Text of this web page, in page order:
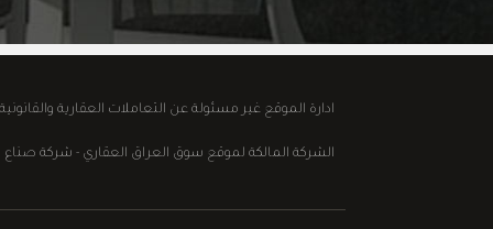
ادارة الموقع غير مسئولة عن التعاملات العقارية
الشركة المالكة لموقع سوق العراق العقاري - شركة صناع الابداع